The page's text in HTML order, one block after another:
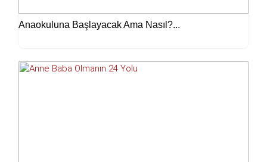
Anaokuluna Başlayacak Ama Nasıl?...